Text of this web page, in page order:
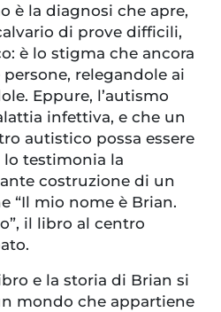
è la diagnosi che apre,
di prove difficili,
è lo stigma che ancora
relegandole ai
Eppure, l’autismo
infettiva, e che un
autistico possa essere
testimonia la
costruzione di un
“Il mio nome è Brian.
il libro al centro
e la storia di Brian si
mondo che appartiene